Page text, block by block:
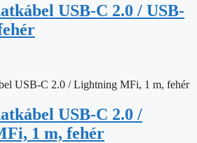
USB-C 2.0 / USB-
USB-C 2.0 /
1 m, fehér